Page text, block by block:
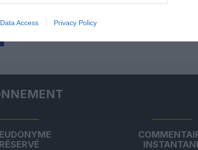
Data Access Privacy Policy
RÉSERVÉ